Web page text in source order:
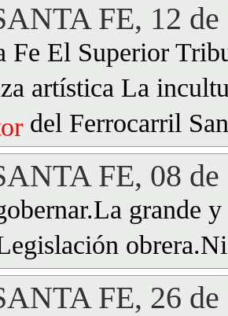
FE, 12
Fe El Superior
artística La
del Ferrocarril
FE, 08 de
grande
FE, 26 de